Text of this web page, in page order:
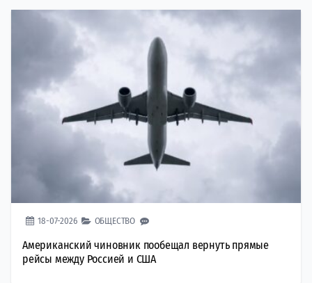
18-07-2026 ОБЩЕСТВО
Американский чиновник пообещал вернуть прямые
рейсы между Россией и США